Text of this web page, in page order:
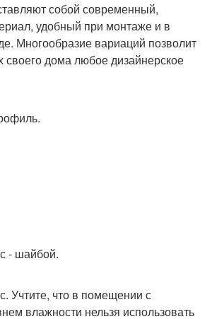
собой современный,
удобный при монтаже и в
Многообразие вариаций позволит
своего дома любое дизайнерское
- шайбой.
Учтите, что в помещении с
влажности нельзя использовать